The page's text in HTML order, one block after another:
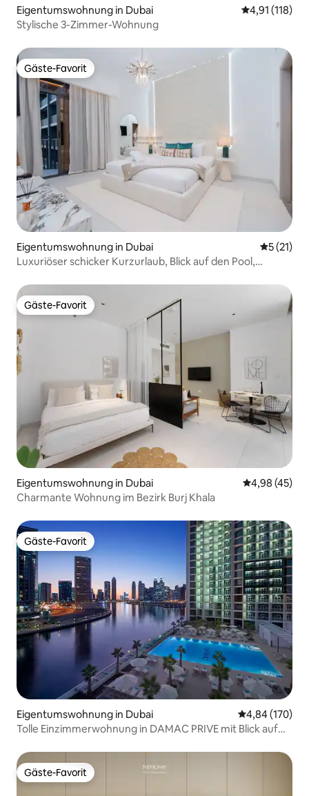
Eigentumswohnung in Dubai
4,91 (118)
Stylische 3-Zimmer-Wohnung
Gäste-Favorit
Gäste-Favorit
Eigentumswohnung in Dubai
5 (21)
Luxuriöser schicker Kurzurlaub, Blick auf den Pool,
Gäste-Favorit
Gäste-Favorit
Eigentumswohnung in Dubai
4,98 (45)
Charmante Wohnung im Bezirk Burj Khala
Gäste-Favorit
Gäste-Favorit
Eigentumswohnung in Dubai
4,84 (170)
Tolle Einzimmerwohnung in DAMAC PRIVE mit Blick auf
Gäste-Favorit
Gäste-Favorit